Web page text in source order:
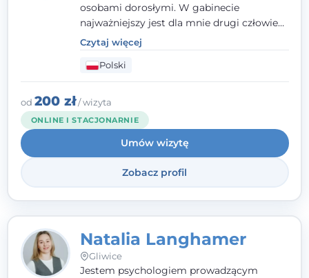
osobami dorosłymi. W gabinecie
najważniejszy jest dla mnie drugi człowiek
- wierzę, że empatia, autentyczność i pełne
zaangażowanie tworzą bezpieczną
przestrzeń, będącą podstawą pracy nad
zmianą. W praktyce korzystam m.in. z
narzędzi Racjonalnej Terapii Zachowania.
Czytaj więcej
Polski
od 200 zł/ wizyta
ONLINE I STACJONARNIE
Umów wizytę
Zobacz profil
Natalia Langhamer
Gliwice
Jestem psychologiem prowadzącym